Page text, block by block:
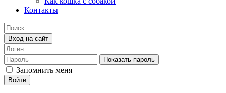
Контакты
Вход на сайт
Показать пароль
Запомнить меня
Войти